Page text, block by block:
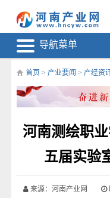
导航菜单
首页 > 产业要闻 > 产经资
河南测绘职
五届实验
来源： 河南产业网